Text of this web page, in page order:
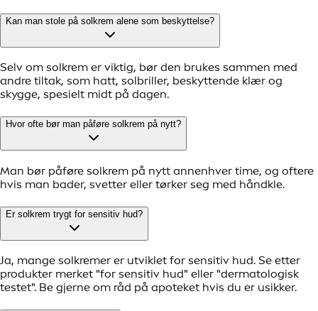
Kan man stole på solkrem alene som beskyttelse?
Selv om solkrem er viktig, bør den brukes sammen med
andre tiltak, som hatt, solbriller, beskyttende klær og
skygge, spesielt midt på dagen.
Hvor ofte bør man påføre solkrem på nytt?
Man bør påføre solkrem på nytt annenhver time, og oftere
hvis man bader, svetter eller tørker seg med håndkle.
Er solkrem trygt for sensitiv hud?
Ja, mange solkremer er utviklet for sensitiv hud. Se etter
produkter merket "for sensitiv hud" eller "dermatologisk
testet". Be gjerne om råd på apoteket hvis du er usikker.